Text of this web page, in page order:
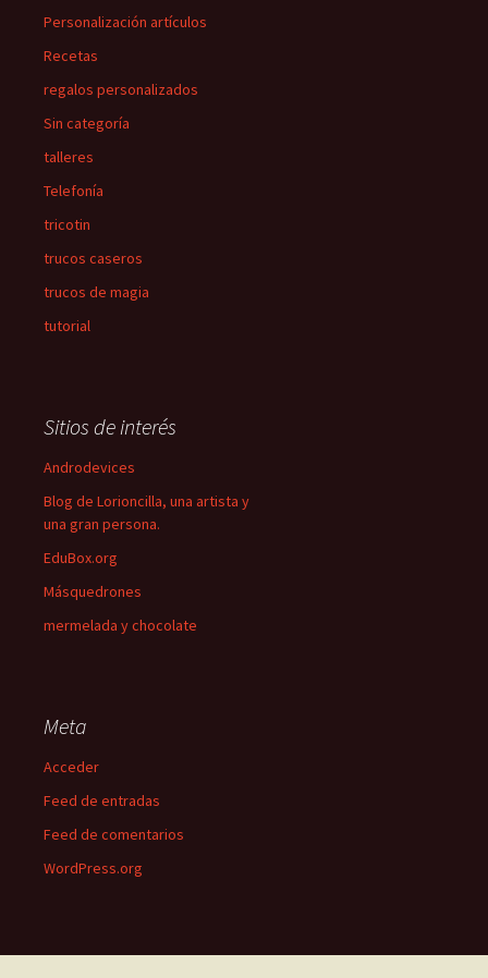
Personalización artículos
Recetas
regalos personalizados
Sin categoría
talleres
Telefonía
tricotin
trucos caseros
trucos de magia
tutorial
Sitios de interés
Androdevices
Blog de Lorioncilla, una artista y
una gran persona.
EduBox.org
Másquedrones
mermelada y chocolate
Meta
Acceder
Feed de entradas
Feed de comentarios
WordPress.org